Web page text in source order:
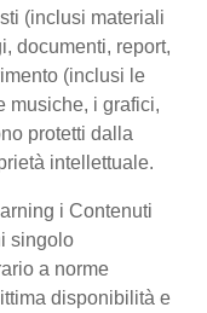
(inclusi materiali
documenti, report,
(inclusi le
musiche, i grafici,
protetti dalla
intellettuale.
i Contenuti
singolo
a norme
disponibilità e